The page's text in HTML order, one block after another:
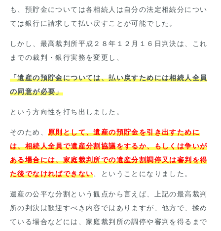
も、預貯金については各相続人は自分の法定相続分につい
ては銀行に請求して払い戻すことが可能でした。
しかし、最高裁判所平成２８年１２月１６日判決は、これ
までの裁判・銀行実務を変更し、
「遺産の預貯金については、払い戻すためには相続人全員
の同意が必要」
という方向性を打ち出しました。
そのため、 原則として、遺産の預貯金を引き出すために
は、相続人全員で遺産分割協議をするか、もしくは争いが
ある場合には、家庭裁判所での遺産分割調停又は審判を得
た後でなければできない 、ということになりました。
遺産の公平な分割という観点から言えば、上記の最高裁判
所の判決は歓迎すべき内容ではありますが、他方で、揉め
ている場合などには、家庭裁判所の調停や審判を得るまで